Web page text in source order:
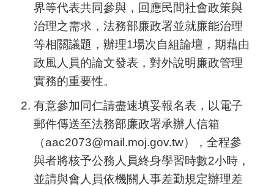
界等代表共同參與，回應民間社會政策與
治理之需求，法務部廉政署並就廉能治理
等相關議題，辦理1場次自組論壇，期藉由
政風人員的論文發表，對外說明廉政管理
實務的重要性。
有意參加同仁請盡速填妥報名表，以電子
郵件傳送至法務部廉政署承辦人信箱
（aac2073@mail.moj.gov.tw），全程參
與者將核予公務人員終身學習時數2小時，
並請與會人員依機關人事差勤規定辦理差